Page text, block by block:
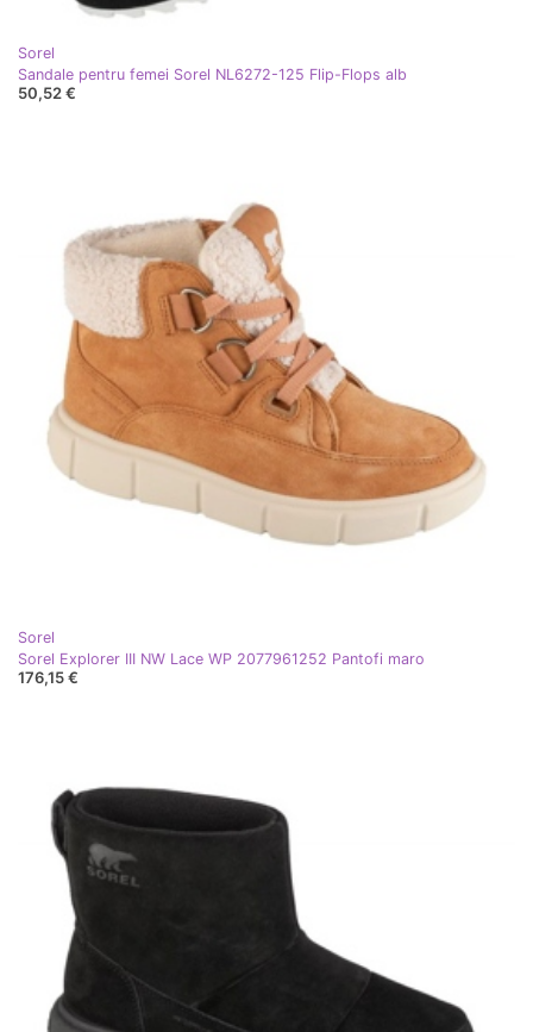
Sorel
Sandale pentru femei Sorel NL6272-125 Flip-Flops alb
50,52 €
Sorel
Sorel Explorer III NW Lace WP 2077961252 Pantofi maro
176,15 €